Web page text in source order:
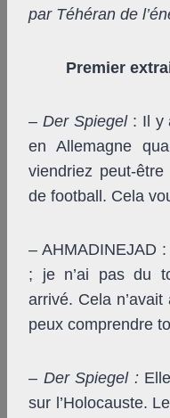
par Téhéran de
Premier
– Der Spiegel: Il y
en Allemagne
viendriez peut-
de football. Cela
– AHMADINEJAD
; je n’ai pas du
arrivé. Cela
peux comprendre
– Der Spiegel :Elle
sur l’Holocauste.